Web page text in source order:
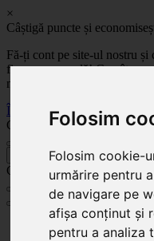
Folosim
Folosim cookie-
urmărire pentru
de navigare pe
afișa conținut și
pentru a analiza
×
Câștigă puncte și
Fă-ți cont pe site-ul nostru și
fiecare comandă! Cu cât
mult!
Înregistrează-te acum
Celoplast
Celoplast
Transportul este GRATUIT pentru
valoare de 100